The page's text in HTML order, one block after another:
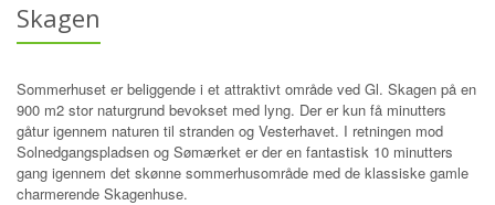
Skagen
Sommerhuset er beliggende i et attraktivt område ved Gl. Skagen på en
900 m2 stor naturgrund bevokset med lyng. Der er kun få minutters
gåtur igennem naturen til stranden og Vesterhavet. I retningen mod
Solnedgangspladsen og Sømærket er der en fantastisk 10 minutters
gang igennem det skønne sommerhusområde med de klassiske gamle
charmerende Skagenhuse.